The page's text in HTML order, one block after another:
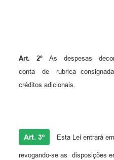
Art. 2º As despesas
conta
de
rubrica
créditos adicionais.
Art. 3º Esta Lei entrará
revogando-se as disposições